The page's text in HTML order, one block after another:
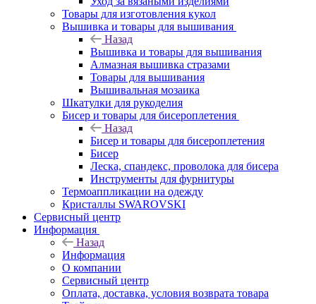
Товары для изготовления кукол
Вышивка и товары для вышивания
Назад
Вышивка и товары для вышивания
Алмазная вышивка стразами
Товары для вышивания
Вышивальная мозаика
Шкатулки для рукоделия
Бисер и товары для бисероплетения
Назад
Бисер и товары для бисероплетения
Бисер
Леска, спандекс, проволока для бисера
Инструменты для фурнитуры
Термоаппликации на одежду
Кристаллы SWAROVSKI
Сервисный центр
Информация
Назад
Информация
О компании
Сервисный центр
Оплата, доставка, условия возврата товара